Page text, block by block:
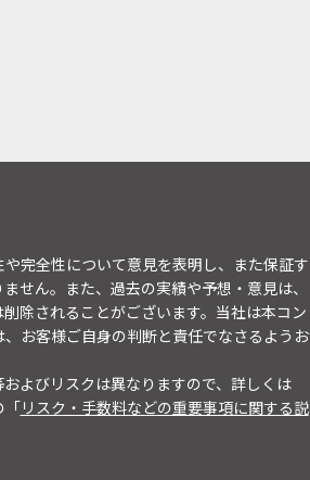
完全性について意見を表明し、また保証す
せん。また、過去の実績や予想・意見は、
除されることがございます。当社は本コン
お客様ご自身の判断と責任でなさるようお
よびリスクは異なりますので、詳しくは
「リスク・手数料などの重要事項に関する説